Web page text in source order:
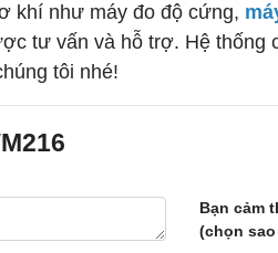
khí như máy đo độ cứng,
tư vấn và hỗ trợ. Hệ thống
tôi nhé!
Bạn cảm
(chọn sao